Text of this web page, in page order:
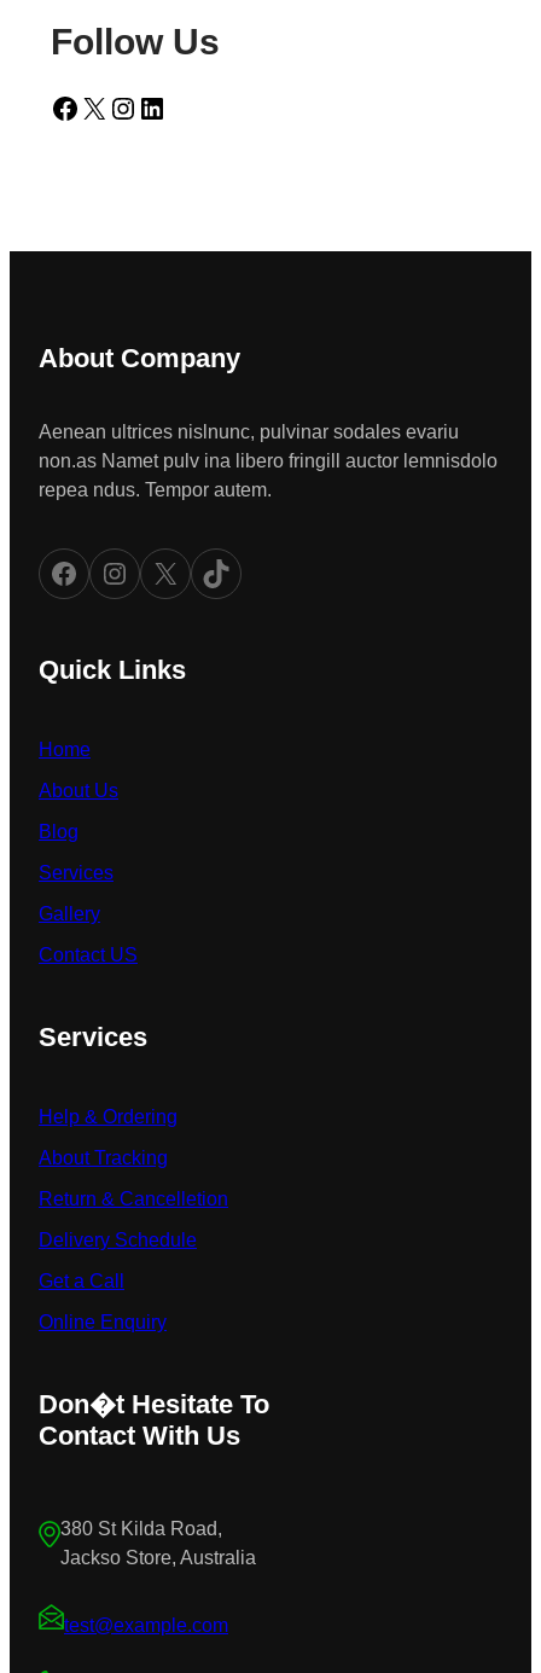
Follow Us
Facebook X Instagram LinkedIn
About Company
Aenean ultrices nislnunc, pulvinar sodales evariu
non.as Namet pulv ina libero fringill auctor lemnisdolo
repea ndus. Tempor autem.
Facebook Instagram X TikTok
Quick Links
Home
About Us
Blog
Services
Gallery
Contact US
Services
Help & Ordering
About Tracking
Return & Cancelletion
Delivery Schedule
Get a Call
Online Enquiry
Don�t Hesitate To
Contact With Us
380 St Kilda Road,
Jackso Store, Australia
test@example.com